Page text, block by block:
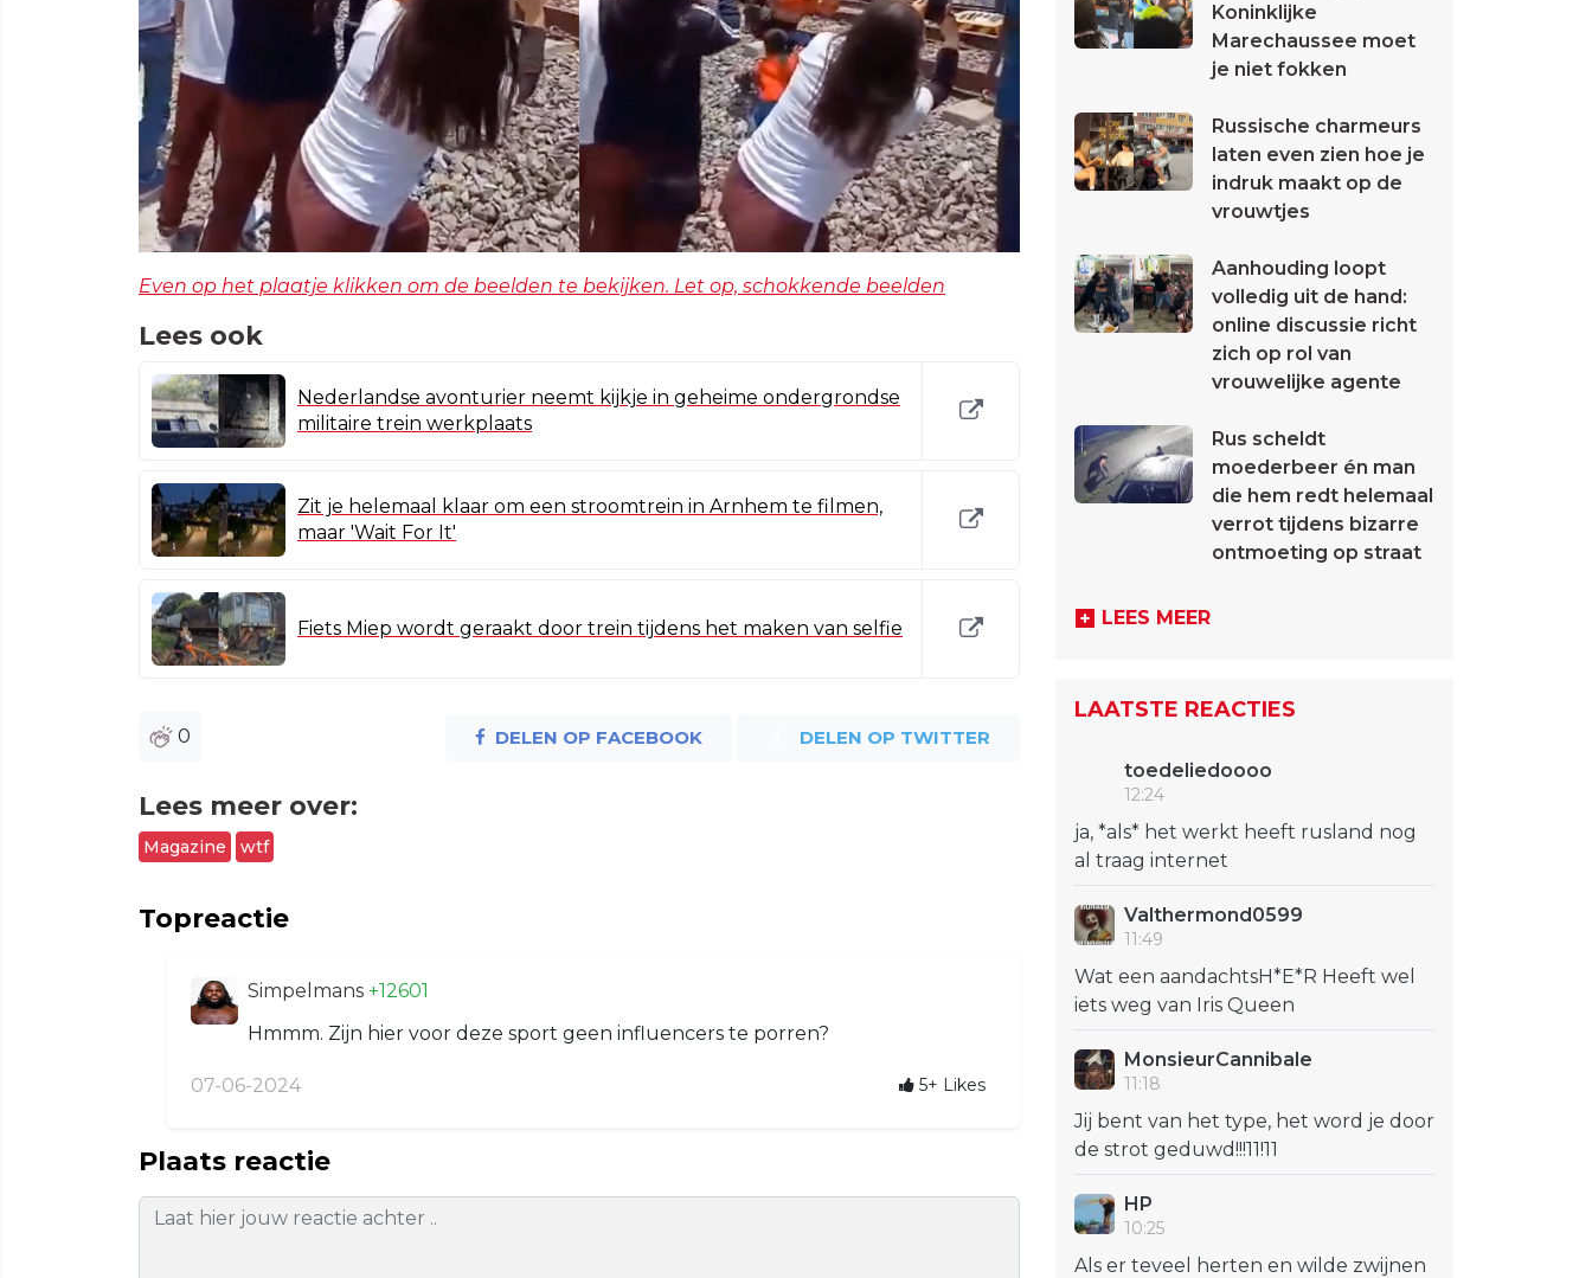
Even op het plaatje klikken om de beelden te bekijken. Let op, schokkende beelden
Lees ook
Nederlandse avonturier neemt kijkje in geheime ondergrondse
militaire trein werkplaats
Zit je helemaal klaar om een stroomtrein in Arnhem te filmen,
maar 'Wait For It'
Fiets Miep wordt geraakt door trein tijdens het maken van selfie
0 DELEN OP FACEBOOK DELEN OP TWITTER
Lees meer over:
Magazine wtf
Topreactie
Simpelmans +12601
Hmmm. Zijn hier voor deze sport geen influencers te porren?
07-06-2024 5+ Likes
Plaats reactie
Koninklijke
Marechaussee moet
je niet fokken
Russische charmeurs
laten even zien hoe je
indruk maakt op de
vrouwtjes
Aanhouding loopt
volledig uit de hand:
online discussie richt
zich op rol van
vrouwelijke agente
Rus scheldt
moederbeer én man
die hem redt helemaal
verrot tijdens bizarre
ontmoeting op straat
LEES MEER
LAATSTE REACTIES
toedeliedoooo
12:24
ja, *als* het werkt heeft rusland nog
al traag internet
Valthermond0599
11:49
Wat een aandachtsH*E*R Heeft wel
iets weg van Iris Queen
MonsieurCannibale
11:18
Jij bent van het type, het word je door
de strot geduwd!!!11!11
HP
10:25
Als er teveel herten en wilde zwijnen